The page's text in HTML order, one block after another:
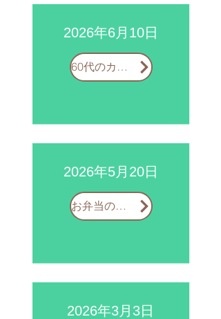
​当社は、沖縄で通関業務をはじめ、
輸出入の輸送手配など海外との取引
をする企業をサポートしています。
長年に渡って築き上げた独自のネッ
最適な物流サービスを提供いたしま
現状の物流ルートやコストを見直し
たい方、新たに海外との取引を始め
たいが、輸送手段や必要業務など何
輸出入や貿易ビジネスで課題や疑問
2026年6月10日
60代のカジュアル服について
2026年5月20日
お弁当のぬくもり
2026年3月3日